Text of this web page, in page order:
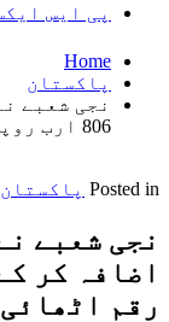
پی ایس
Home
پاکستان
نجی شعبے
806 ارب روپے کی ریکارڈ رقم اٹھائی
Posted in پاکستان
نجی شعبے
رقم اٹھائی